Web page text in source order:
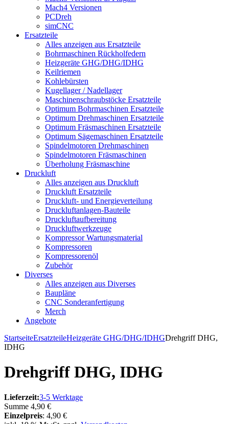
Mach4 Versionen
PCDreh
simCNC
Ersatzteile
Alles anzeigen aus Ersatzteile
Bohrmaschinen Rückholfedern
Heizgeräte GHG/DHG/IDHG
Keilriemen
Kohlebürsten
Kugellager / Nadellager
Maschinenschraubstöcke Ersatzteile
Optimum Bohrmaschinen Ersatzteile
Optimum Drehmaschinen Ersatzteile
Optimum Fräsmaschinen Ersatzteile
Optimum Sägemaschinen Ersatzteile
Spindelmotoren Drehmaschinen
Spindelmotoren Fräsmaschinen
Überholung Fräsmaschine
Druckluft
Alles anzeigen aus Druckluft
Druckluft Ersatzteile
Druckluft- und Energieverteilung
Druckluftanlagen-Bauteile
Druckluftaufbereitung
Druckluftwerkzeuge
Kompressor Wartungsmaterial
Kompressoren
Kompressorenöl
Zubehör
Diverses
Alles anzeigen aus Diverses
Baupläne
CNC Sonderanfertigung
Merch
Angebote
StartseiteErsatzteileHeizgeräte GHG/DHG/IDHGDrehgriff DHG,
IDHG
Drehgriff DHG, IDHG
Lieferzeit:3-5 Werktage
Summe 4,90 €
Einzelpreis: 4,90 €